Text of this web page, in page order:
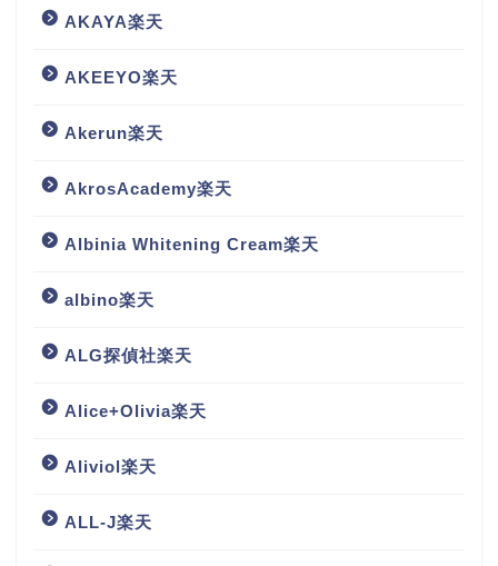
AKAYA楽天
AKEEYO楽天
Akerun楽天
AkrosAcademy楽天
Albinia Whitening Cream楽天
albino楽天
ALG探偵社楽天
Alice+Olivia楽天
Aliviol楽天
ALL-J楽天